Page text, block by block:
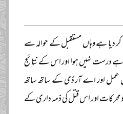
دیا ہے وہاں مستقبل کے حوالہ سے
درست نہیں ہوا اور اس کے نتائج
عمل اور اے آر ڈی کے ساتھ ساتھ
محرکات اور اس قتل کی ذمہ داری کے